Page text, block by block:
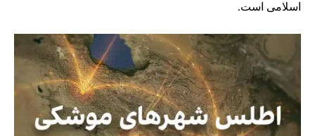
اسلامی است.